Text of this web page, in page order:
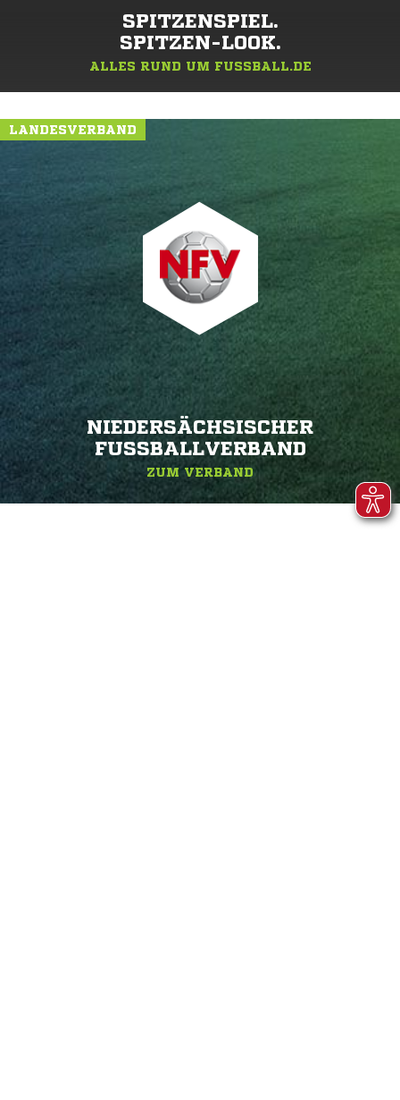
SPITZENSPIEL.
SPITZEN-LOOK.
ALLES RUND UM FUSSBALL.DE
LANDESVERBAND
NIEDERSÄCHSISCHER
FUSSBALLVERBAND
ZUM VERBAND